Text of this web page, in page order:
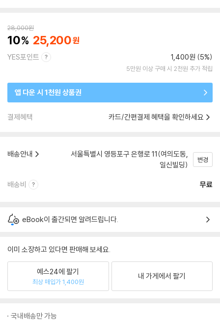
28,000원
10 25,200
YES포인트 1,400원 (5%)
5만원 이상 구매 시 2천원 추가 적립
앱 다운 시 1천원 상품권
결제혜택 카드/간편결제 혜택을 확인하세요
배송안내
서울특별시 영등포구 은행로 11(여의도동,
일신빌딩)
변경
배송비 무료
eBook이 출간되면 알려드립니다.
이미 소장하고 있다면 판매해 보세요.
예스24에 팔기
최상 매입가 1,400원
내 가게에서 팔기
국내배송만 가능